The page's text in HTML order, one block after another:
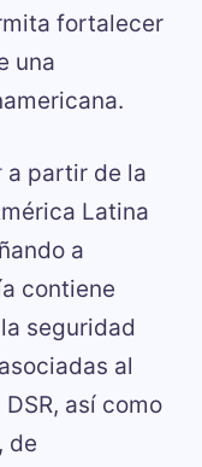
fortalecer
una
a partir de la
Latina
a
contiene
seguridad
al
así como
de